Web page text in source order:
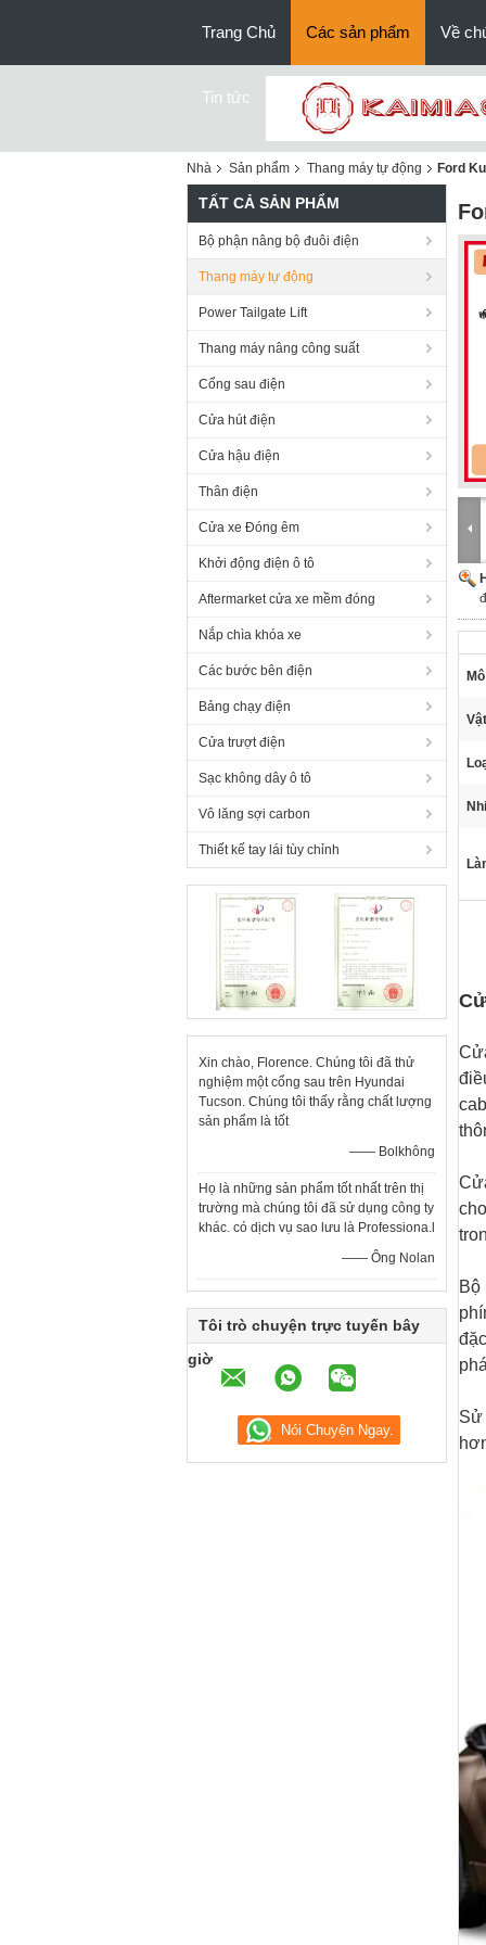
Trang Chủ Các sản phẩm Về
Tin tức
Nhà Sản phẩm Thang máy tự động Ford
TẤT CẢ SẢN PHẨM
Bộ phận nâng bộ đuôi điện
Thang máy tự động
Power Tailgate Lift
Thang máy nâng công suất
Cổng sau điện
Cửa hút điện
Cửa hậu điện
Thân điện
Cửa xe Đóng êm
Khởi động điện ô tô
Aftermarket cửa xe mềm đóng
Nắp chìa khóa xe
Các bước bên điện
Bảng chạy điện
Cửa trượt điện
Sạc không dây ô tô
Vô lăng sợi carbon
Thiết kế tay lái tùy chỉnh
Xin chào, Florence. Chúng tôi đã thử
nghiệm một cổng sau trên Hyundai
Tucson. Chúng tôi thấy rằng chất lượng
sản phẩm là tốt
—— Bolkhông
Họ là những sản phẩm tốt nhất trên thị
trường mà chúng tôi đã sử dụng công ty
khác. có dịch vụ sao lưu là Professiona.l
—— Ông Nolan
Tôi trò chuyện trực tuyến bây
giờ
Bộ
Sử